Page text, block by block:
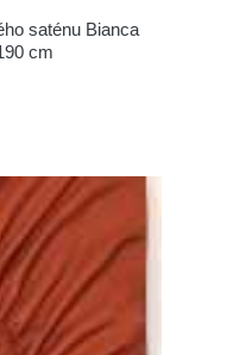
saténu Bianca
cm